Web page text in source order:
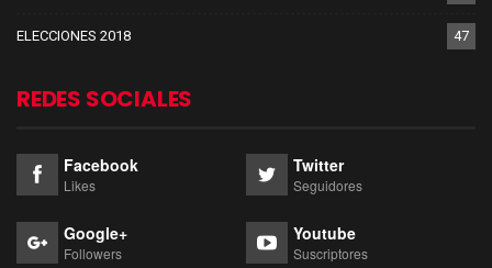
ELECCIONES 2018 47
REDES SOCIALES
Facebook
Likes
Twitter
Seguidores
Google+
Followers
Youtube
Suscriptores